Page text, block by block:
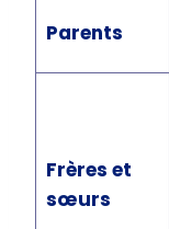
Parents
Frères et
sœurs